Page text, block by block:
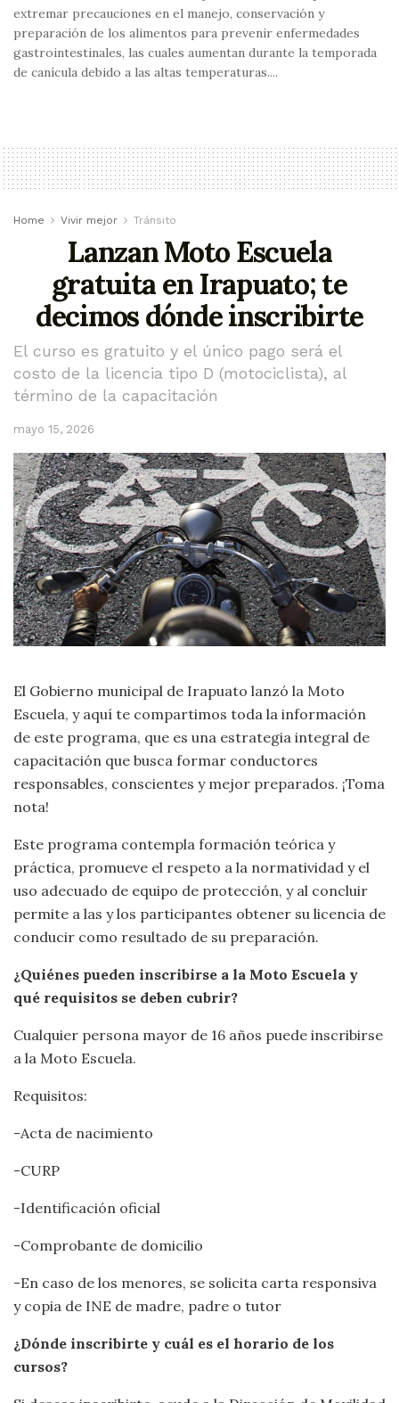
extremar precauciones en el manejo, conservación y
preparación de los alimentos para prevenir enfermedades
gastrointestinales, las cuales aumentan durante la temporada
de canícula debido a las altas temperaturas....
Home Vivir mejor Tránsito
Lanzan Moto Escuela
gratuita en Irapuato; te
decimos dónde inscribirte
El curso es gratuito y el único pago será el
costo de la licencia tipo D (motociclista), al
término de la capacitación
mayo 15, 2026
El Gobierno municipal de Irapuato lanzó la Moto
Escuela, y aquí te compartimos toda la información
de este programa, que es una estrategia integral de
capacitación que busca formar conductores
responsables, conscientes y mejor preparados. ¡Toma
nota!
Este programa contempla formación teórica y
práctica, promueve el respeto a la normatividad y el
uso adecuado de equipo de protección, y al concluir
permite a las y los participantes obtener su licencia de
conducir como resultado de su preparación.
¿Quiénes pueden inscribirse a la Moto Escuela y
qué requisitos se deben cubrir?
Cualquier persona mayor de 16 años puede inscribirse
a la Moto Escuela.
Requisitos:
-Acta de nacimiento
-CURP
-Identificación oficial
-Comprobante de domicilio
-En caso de los menores, se solicita carta responsiva
y copia de INE de madre, padre o tutor
¿Dónde inscribirte y cuál es el horario de los
cursos?